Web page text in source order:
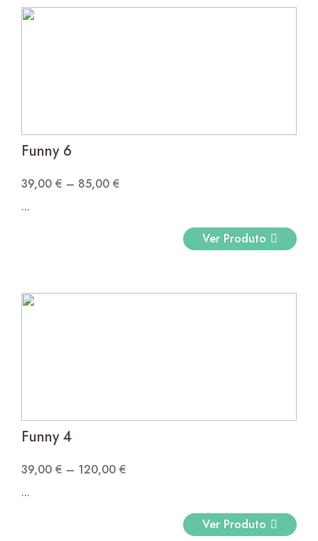
Funny 6
39,00 € – 85,00 €
...
Ver Produto
Funny 4
39,00 € – 120,00 €
...
Ver Produto